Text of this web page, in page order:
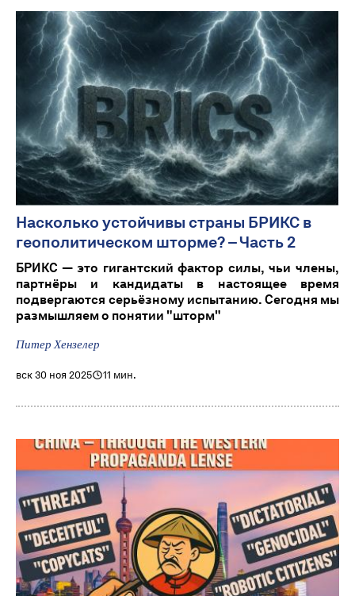
Насколько устойчивы страны БРИКС в
геополитическом шторме? – Часть 2
БРИКС — это гигантский фактор силы, чьи члены,
партнёры и кандидаты в настоящее время
подвергаются серьёзному испытанию. Сегодня мы
размышляем о понятии "шторм"
Питер Хензелер
вск 30 ноя 2025 11 мин.